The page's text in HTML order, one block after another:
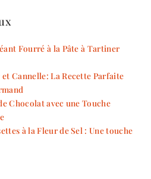
Fourré à la Pâte à Tartiner
Cannelle: La Recette Parfaite
Chocolat avec une Touche
à la Fleur de Sel : Une touche